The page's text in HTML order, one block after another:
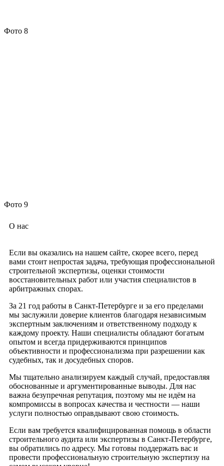
Фото 8
Фото 9
О нас
Если вы оказались на нашем сайте, скорее всего, перед
вами стоит непростая задача, требующая профессиональной
строительной экспертизы, оценки стоимости
восстановительных работ или участия специалистов в
арбитражных спорах.
За 21 год работы в Санкт-Петербурге и за его пределами
мы заслужили доверие клиентов благодаря независимым
экспертным заключениям и ответственному подходу к
каждому проекту. Наши специалисты обладают богатым
опытом и всегда придерживаются принципов
объективности и профессионализма при разрешении как
судебных, так и досудебных споров.
Мы тщательно анализируем каждый случай, предоставляя
обоснованные и аргументированные выводы. Для нас
важна безупречная репутация, поэтому мы не идём на
компромиссы в вопросах качества и честности — наши
услуги полностью оправдывают свою стоимость.
Если вам требуется квалифицированная помощь в области
строительного аудита или экспертизы в Санкт-Петербурге,
вы обратились по адресу. Мы готовы поддержать вас и
провести профессиональную строительную экспертизу на